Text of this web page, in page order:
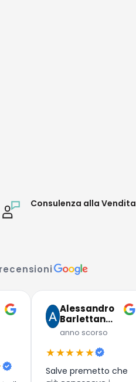
Consulenza alla Vendita
Alessandro
Barlettan…
anno scorso
★★★★★
Salve premetto che